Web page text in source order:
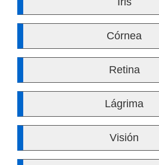
Córnea
Retina
Lágrima
Visión